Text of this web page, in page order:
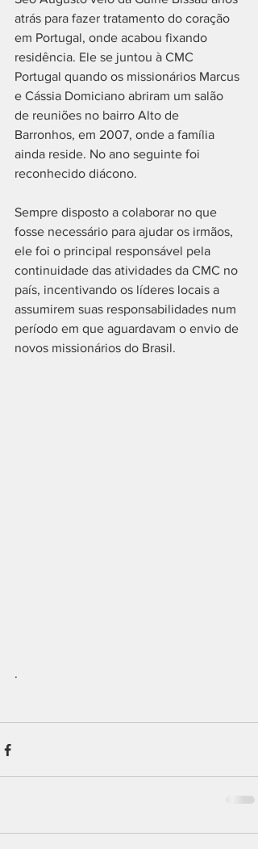
atrás para fazer tratamento do coração
em Portugal, onde acabou fixando
residência. Ele se juntou à CMC
Portugal quando os missionários Marcus
e Cássia Domiciano abriram um salão
de reuniões no bairro Alto de
Barronhos, em 2007, onde a família
ainda reside. No ano seguinte foi
reconhecido diácono.
Sempre disposto a colaborar no que
fosse necessário para ajudar os irmãos,
ele foi o principal responsável pela
continuidade das atividades da CMC no
país, incentivando os líderes locais a
assumirem suas responsabilidades num
período em que aguardavam o envio de
novos missionários do Brasil.
.